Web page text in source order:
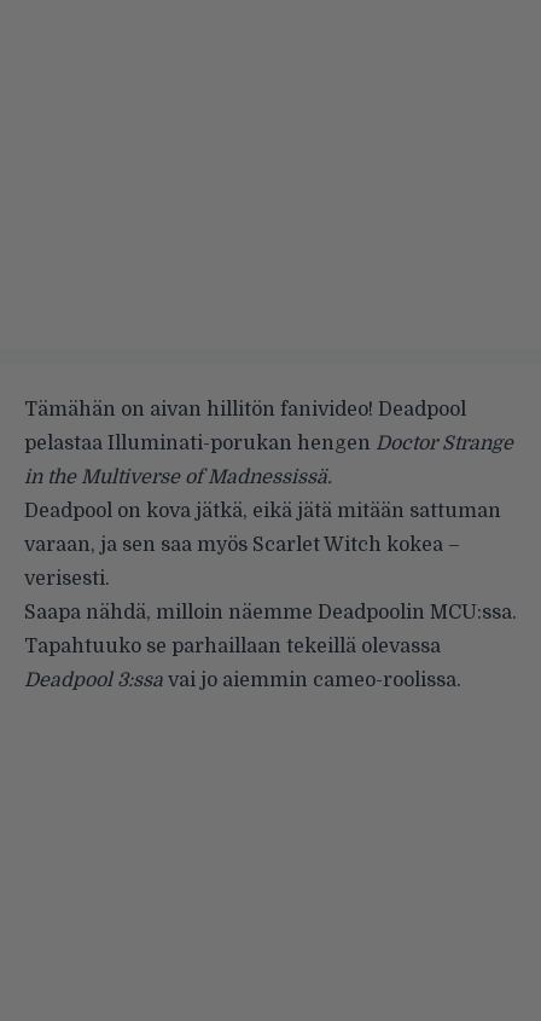
Tämähän on aivan hillitön fanivideo! Deadpool
pelastaa Illuminati-porukan hengen Doctor Strange
in the Multiverse of Madnessissä.
Deadpool on kova jätkä, eikä jätä mitään sattuman
varaan, ja sen saa myös Scarlet Witch kokea –
verisesti.
Saapa nähdä, milloin näemme Deadpoolin MCU:ssa.
Tapahtuuko se parhaillaan tekeillä olevassa
Deadpool 3:ssa vai jo aiemmin cameo-roolissa.